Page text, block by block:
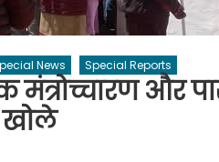
News Special Reports
और
खोले